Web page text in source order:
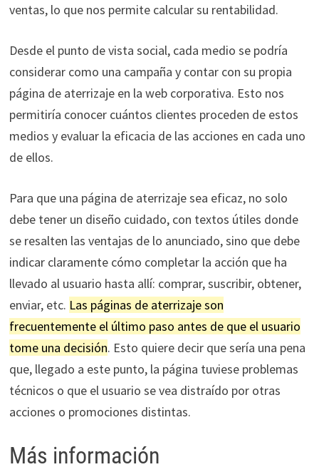
ventas, lo que nos permite calcular su rentabilidad.
Desde el punto de vista social, cada medio se podría
considerar como una campaña y contar con su propia
página de aterrizaje en la web corporativa. Esto nos
permitiría conocer cuántos clientes proceden de estos
medios y evaluar la eficacia de las acciones en cada uno
de ellos.
Para que una página de aterrizaje sea eficaz, no solo
debe tener un diseño cuidado, con textos útiles donde
se resalten las ventajas de lo anunciado, sino que debe
indicar claramente cómo completar la acción que ha
llevado al usuario hasta allí: comprar, suscribir, obtener,
enviar, etc. Las páginas de aterrizaje son
frecuentemente el último paso antes de que el usuario
tome una decisión. Esto quiere decir que sería una pena
que, llegado a este punto, la página tuviese problemas
técnicos o que el usuario se vea distraído por otras
acciones o promociones distintas.
Más información